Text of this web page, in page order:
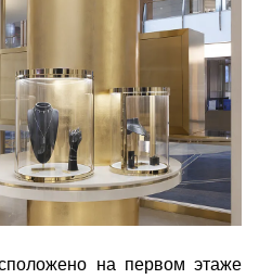
на первом этаже